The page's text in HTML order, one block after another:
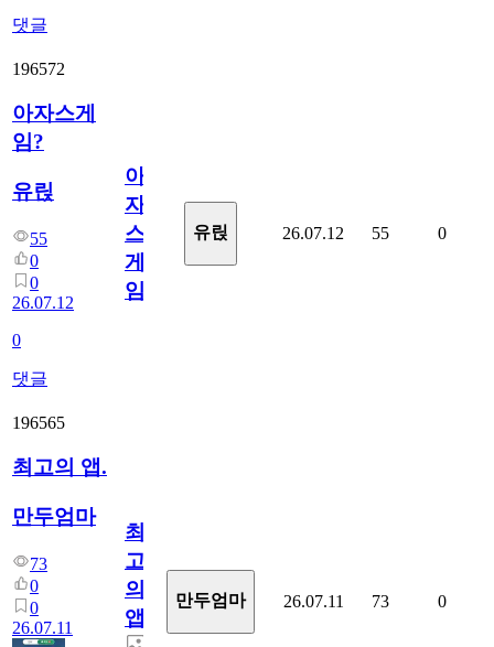
댓글
196572
아자스게
임?
유릱
55
0
0
26.07.12
0
댓글
아
자
스
게
임?
유릱 26.07.12 55 0
196565
최고의 앱.
만두엄마
73
0
0
26.07.11
최
고
의
앱.
만두엄마 26.07.11 73 0